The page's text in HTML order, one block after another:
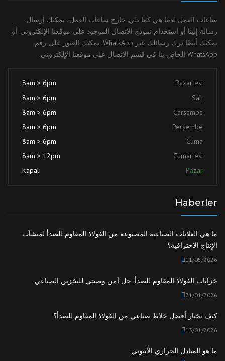
ساعات العمل لدينا هي كما يلي. خارج ساعات العمل، يمكنك إرسال
رسالة إلينا أو استخدام نموذج الاتصال الموجود على موقعنا الإلكتروني. أو
يمكنك أيضًا ترك رسائلك عبر WhatsApp. يمكنك العثور على رقم
WhatsApp الخاص بنا في قسم الاتصال على موقعنا الإلكتروني.
Pazartesi
8am > 6pm
Salı
8am > 6pm
Çarşamba
8am > 6pm
Perşembe
8am > 6pm
Cuma
8am > 6pm
Cumartesi
8am > 12pm
Pazar
Kapalı
Haberler
ما هي الغلايات الصناعية المصنوعة من الفولاذ المقاوم للصدأ لمنشآت
الإنتاج الاحترافية؟
11/05/2026
خزانات الفولاذ المقاوم للصدأ: حل آمن وصحي للتخزين الصناعي
21/01/2026
كيف تختار أفضل خلاط صناعي من الفولاذ المقاوم للصدأ؟
13/01/2026
ما هو المبادل الحراري الأنبوبي